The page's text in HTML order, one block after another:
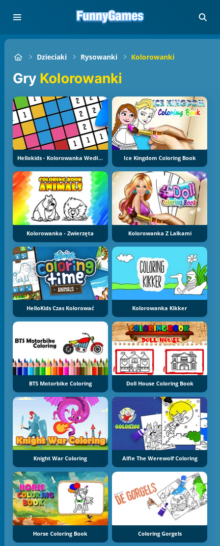
Dzieciaki Rysowanki Kolorowanki
Gry Kolorowanki
Hellokids - Kolorowanka Według Numerów Ice Kingdom Coloring Book
Kolorowanka - Zwierzęta Kolorowanka Z Lalkami
HelloKids Czas Kolorować Kolorowanka Kikker
BTS Motorbike Coloring Doll House Coloring Book
Knight War Coloring Alfie The Werewolf Coloring
Horse Coloring Book Coloring Gorgels